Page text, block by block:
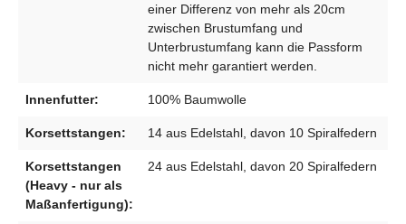
einer Differenz von mehr als 20cm
zwischen Brustumfang und
Unterbrustumfang kann die Passform
nicht mehr garantiert werden.
Innenfutter: 100% Baumwolle
Korsettstangen: 14 aus Edelstahl, davon 10 Spiralfedern
Korsettstangen
(Heavy - nur als
Maßanfertigung):
24 aus Edelstahl, davon 20 Spiralfedern